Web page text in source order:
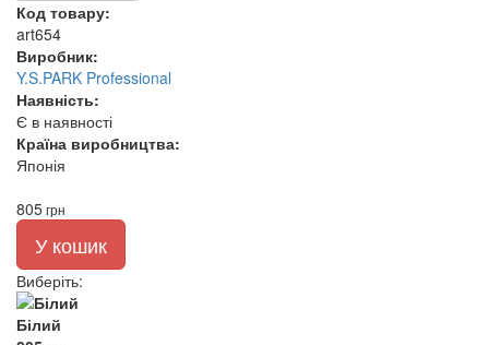
Код товару:
art654
Виробник:
Y.S.PARK Professional
Наявність:
Є в наявності
Країна виробництва:
Японія
805грн
У кошик
Виберіть:
Білий